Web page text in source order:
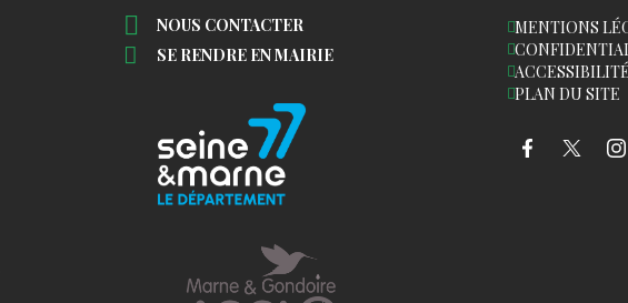
NOUS CONTACTER
SE RENDRE EN MAIRIE
MENTIONS
PLAN DU SITE